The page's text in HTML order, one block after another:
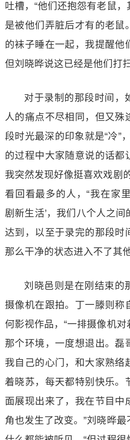
吐槽，“他们还抱怨有老鼠，
是被他们弄脏后才有的老鼠
的袜子睡在一起，我提醒他
但刘晓晔说这已经是他们打
对于录制的那段时间，
人的痛点不尽相同，但又殊
段时光最深的印象就是“冷”
的过程中大家随意说的话都
我突然发现好像挺喜欢戏剧
看回看最多的人，“我在家
剧新生活’，我们八个人之
达到，以至于录完的那段时
那么干净的状态进入不了其
刘晓邑则是在刚结束的
摄像机在跟拍。丁一滕则称
何影视作品，“一排摄像机
那个环境，一度想退出。磊
我自己的心门，和大家熟络
着晓苏，每天都特别快乐。
面展现出来了，我在节目中
角也发生了改变。”刘晓晔